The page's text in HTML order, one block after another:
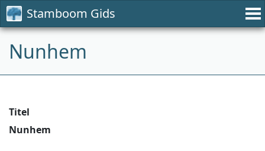
Stamboom Gids
Nunhem
Titel
Nunhem